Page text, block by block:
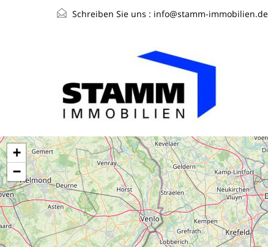
Schreiben Sie uns : info@stamm-immobilien.de
+
−